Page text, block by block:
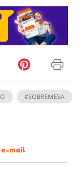
#SOBREMESA
mail